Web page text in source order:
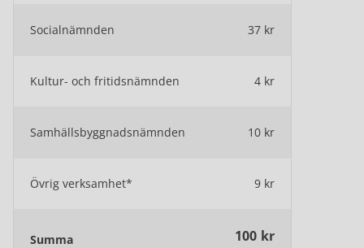
Socialnämnden 37 kr
Kultur- och fritidsnämnden 4 kr
Samhällsbyggnadsnämnden 10 kr
Övrig verksamhet* 9 kr
Summa 100 kr